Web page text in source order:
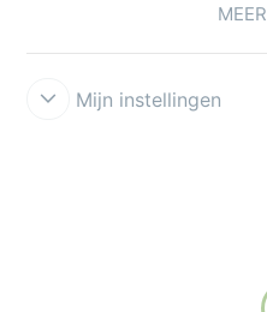
MEER
Mijn instellingen